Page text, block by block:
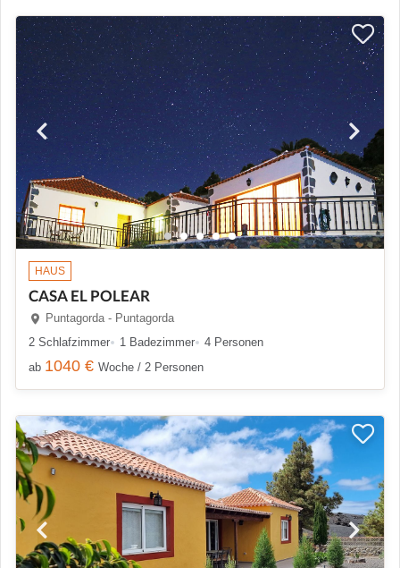
HAUS
CASA EL POLEAR
Puntagorda - Puntagorda
2 Schlafzimmer
1 Badezimmer
4 Personen
ab 1040 € Woche / 2 Personen